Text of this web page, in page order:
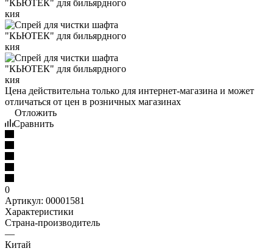
Цена действительна только для интернет-магазина и может
отличаться от цен в розничных магазинах
Отложить
Сравнить
0
Артикул: 00001581
Характеристики
Страна-производитель
—
Китай